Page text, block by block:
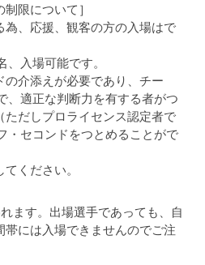
限について］
為、応援、観客の方の入場はで
入場可能です。
介添えが必要であり、チー
、適正な判断力を有する者がつ
だしプロライセンス認定者で
・セコンドをつとめることがで
ください。
ます。出場選手であっても、自
には入場できませんのでご注